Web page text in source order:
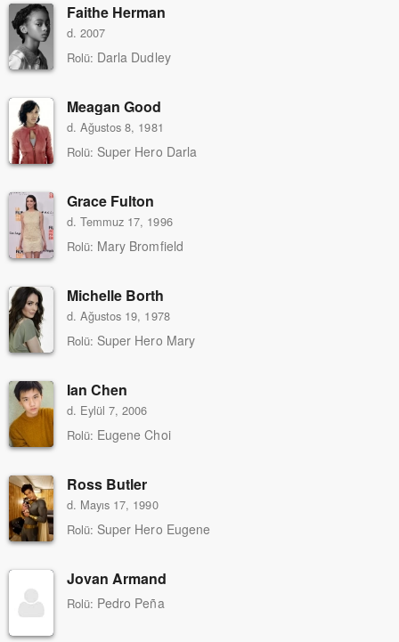
Faithe Herman
d. 2007
Rolü: Darla Dudley
Meagan Good
d. Ağustos 8, 1981
Rolü: Super Hero Darla
Grace Fulton
d. Temmuz 17, 1996
Rolü: Mary Bromfield
Michelle Borth
d. Ağustos 19, 1978
Rolü: Super Hero Mary
Ian Chen
d. Eylül 7, 2006
Rolü: Eugene Choi
Ross Butler
d. Mayıs 17, 1990
Rolü: Super Hero Eugene
Jovan Armand
Rolü: Pedro Peña